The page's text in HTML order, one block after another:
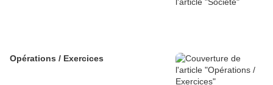
Opérations / Exercices